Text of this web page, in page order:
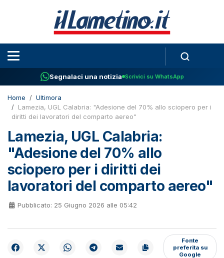
Segnalaci una notizia Scrivici su WhatsApp
Home
Ultimora
Lamezia, UGL Calabria: "Adesione del 70% allo sciopero per i
diritti dei lavoratori del comparto aereo"
Lamezia, UGL Calabria:
"Adesione del 70% allo
sciopero per i diritti dei
lavoratori del comparto aereo"
Pubblicato: 25 Giugno 2026 alle 05:42
Fonte
preferita su
Google